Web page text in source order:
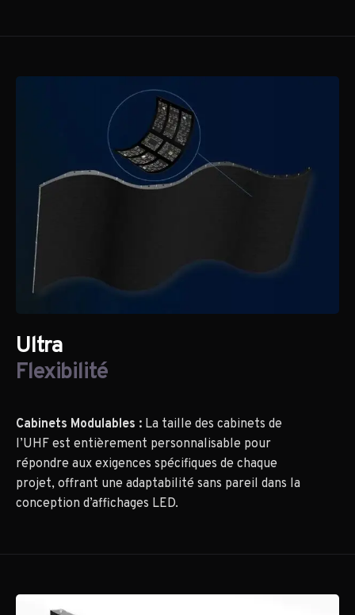
Ultra
Flexibilité
Cabinets Modulables : La taille des cabinets de
l’UHF est entièrement personnalisable pour
répondre aux exigences spécifiques de chaque
projet, offrant une adaptabilité sans pareil dans la
conception d’affichages LED.